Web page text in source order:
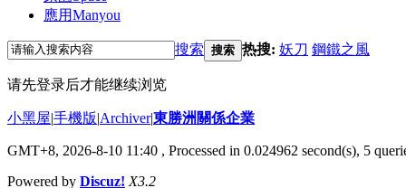
應用Manyou
搜索 搜索 热搜: 妖刀 鋼鐵之風
请先登录后才能继续浏览
小黑屋|手機版|Archiver|東勝洲關係企業
GMT+8, 2026-8-10 11:40 , Processed in 0.024962 second(s), 5
Powered by Discuz! X3.2